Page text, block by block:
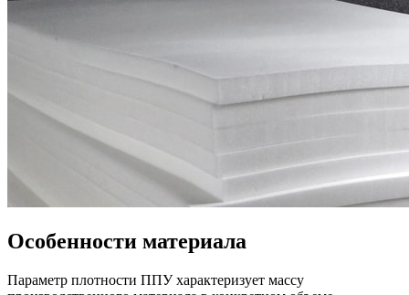
Особенности материала
Параметр плотности ППУ характеризует массу